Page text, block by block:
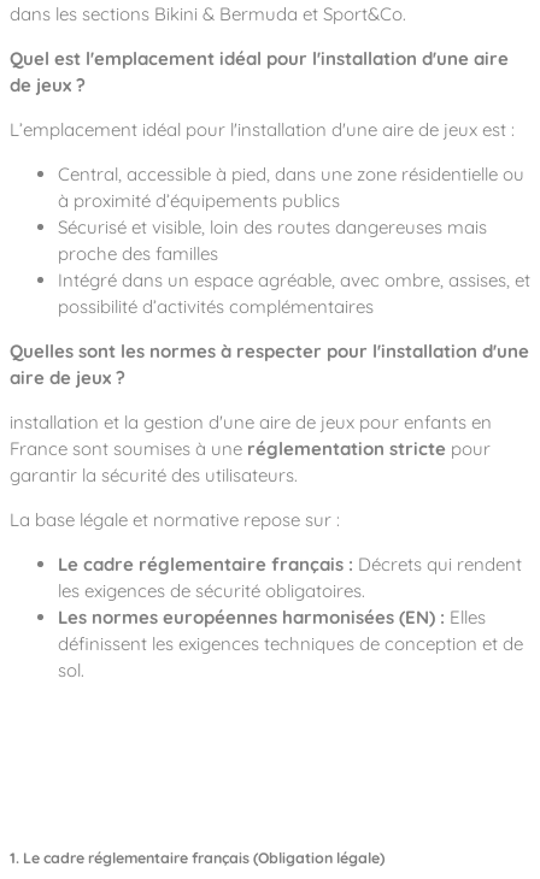
dans les sections Bikini & Bermuda et Sport&Co.
Quel est l'emplacement idéal pour l'installation d'une aire
de jeux ?
L’emplacement idéal pour l'installation d'une aire de jeux est :
Central, accessible à pied, dans une zone résidentielle ou
à proximité d’équipements publics
Sécurisé et visible, loin des routes dangereuses mais
proche des familles
Intégré dans un espace agréable, avec ombre, assises, et
possibilité d’activités complémentaires
Quelles sont les normes à respecter pour l'installation d'une
aire de jeux ?
installation et la gestion d'une aire de jeux pour enfants en
France sont soumises à une réglementation stricte pour
garantir la sécurité des utilisateurs.
La base légale et normative repose sur :
Le cadre réglementaire français : Décrets qui rendent
les exigences de sécurité obligatoires.
Les normes européennes harmonisées (EN) : Elles
définissent les exigences techniques de conception et de
sol.
1. Le cadre réglementaire français (Obligation légale)